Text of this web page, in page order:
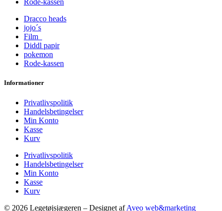
Rode-kassen
Dracco heads
jojo´s
Film
Diddl papir
pokemon
Rode-kassen
Informationer
Privatlivspolitik
Handelsbetingelser
Min Konto
Kasse
Kurv
Privatlivspolitik
Handelsbetingelser
Min Konto
Kasse
Kurv
© 2026 Legetøjsjægeren – Designet afAveo web&marketing